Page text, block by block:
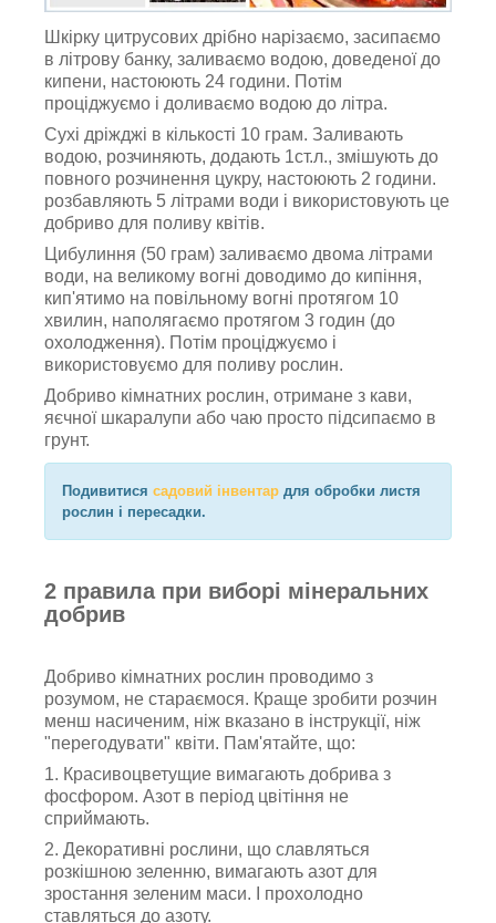
Шкірку цитрусових дрібно нарізаємо, засипаємо
в літрову банку, заливаємо водою, доведеної до
кипени, настоюють 24 години. Потім
проціджуємо і доливаємо водою до літра.
Сухі дріжджі в кількості 10 грам. Заливають
водою, розчиняють, додають 1ст.л., змішують до
повного розчинення цукру, настоюють 2 години.
розбавляють 5 літрами води і використовують це
добриво для поливу квітів.
Цибулиння (50 грам) заливаємо двома літрами
води, на великому вогні доводимо до кипіння,
кип'ятимо на повільному вогні протягом 10
хвилин, наполягаємо протягом 3 годин (до
охолодження). Потім проціджуємо і
використовуємо для поливу рослин.
Добриво кімнатних рослин, отримане з кави,
яєчної шкаралупи або чаю просто підсипаємо в
грунт.
Подивитися садовий інвентар для обробки листя
рослин і пересадки.
2 правила при виборі мінеральних
добрив
Добриво кімнатних рослин проводимо з
розумом, не стараємося. Краще зробити розчин
менш насиченим, ніж вказано в інструкції, ніж
"перегодувати" квіти. Пам'ятайте, що:
1. Красивоцветущие вимагають добрива з
фосфором. Азот в період цвітіння не
сприймають.
2. Декоративні рослини, що славляться
розкішною зеленню, вимагають азот для
зростання зеленим маси. І прохолодно
ставляться до азоту.